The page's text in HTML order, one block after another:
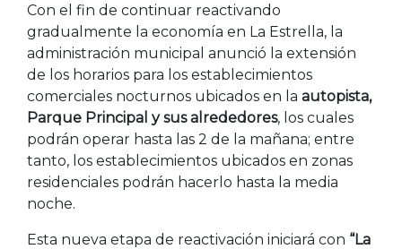
Con el fin de continuar reactivando
gradualmente la economía en La Estrella, la
administración municipal anunció la extensión
de los horarios para los establecimientos
comerciales nocturnos ubicados en la autopista,
Parque Principal y sus alrededores, los cuales
podrán operar hasta las 2 de la mañana; entre
tanto, los establecimientos ubicados en zonas
residenciales podrán hacerlo hasta la media
noche.
Esta nueva etapa de reactivación iniciará con “La